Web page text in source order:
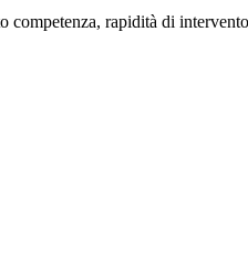
rapidità di